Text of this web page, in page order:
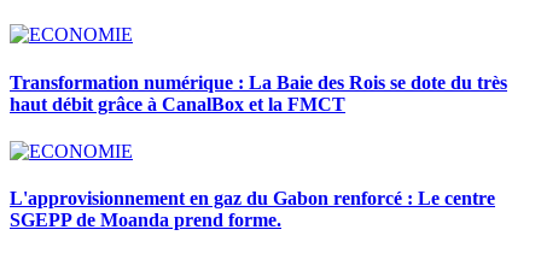
Transformation numérique : La Baie des Rois se dote du très
haut débit grâce à CanalBox et la FMCT
L'approvisionnement en gaz du Gabon renforcé : Le centre
SGEPP de Moanda prend forme.